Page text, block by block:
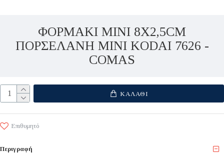
ΦΟΡΜΑΚΙ ΜΙΝΙ 8X2,5CM
ΠΟΡΣΕΛΑΝΗ MINI KODAI 7626 -
COMAS
ΚΑΛΆΘΙ
Επιθυμητό
Περιγραφή